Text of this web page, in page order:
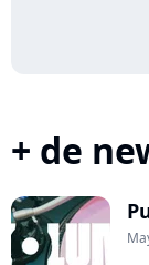
+ de